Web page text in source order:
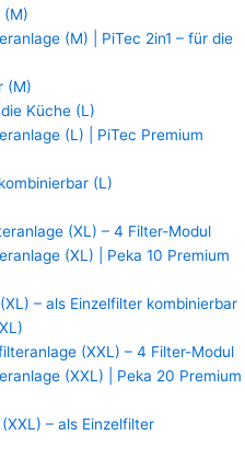
(M)
(M) | PiTec 2in1 – für die
(M)
Küche (L)
(L) | PiTec Premium
(L)
(XL) – 4 Filter-Modul
(XL) | Peka 10 Premium
– als Einzelfilter kombinierbar
(XXL) – 4 Filter-Modul
(XXL) | Peka 20 Premium
– als Einzelfilter